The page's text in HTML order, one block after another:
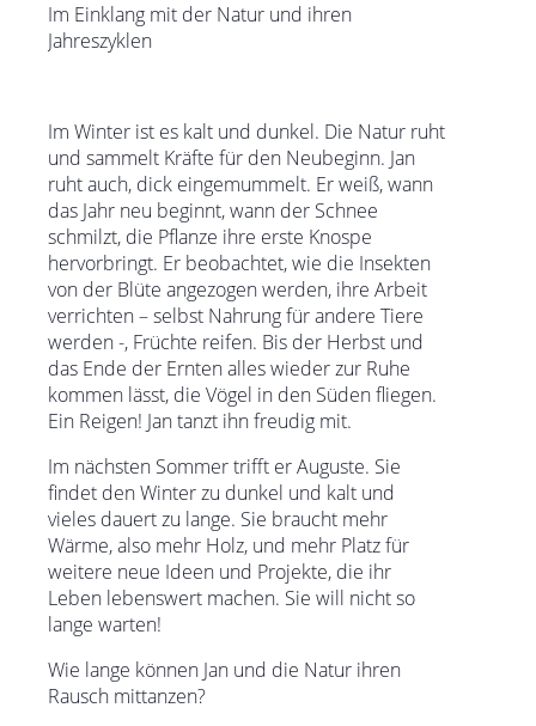
Im Einklang mit der Natur und ihren
Jahreszyklen
Im Winter ist es kalt und dunkel. Die Natur ruht
und sammelt Kräfte für den Neubeginn. Jan
ruht auch, dick eingemummelt. Er weiß, wann
das Jahr neu beginnt, wann der Schnee
schmilzt, die Pflanze ihre erste Knospe
hervorbringt. Er beobachtet, wie die Insekten
von der Blüte angezogen werden, ihre Arbeit
verrichten – selbst Nahrung für andere Tiere
werden -, Früchte reifen. Bis der Herbst und
das Ende der Ernten alles wieder zur Ruhe
kommen lässt, die Vögel in den Süden fliegen.
Ein Reigen! Jan tanzt ihn freudig mit.
Im nächsten Sommer trifft er Auguste. Sie
findet den Winter zu dunkel und kalt und
vieles dauert zu lange. Sie braucht mehr
Wärme, also mehr Holz, und mehr Platz für
weitere neue Ideen und Projekte, die ihr
Leben lebenswert machen. Sie will nicht so
lange warten!
Wie lange können Jan und die Natur ihren
Rausch mittanzen?